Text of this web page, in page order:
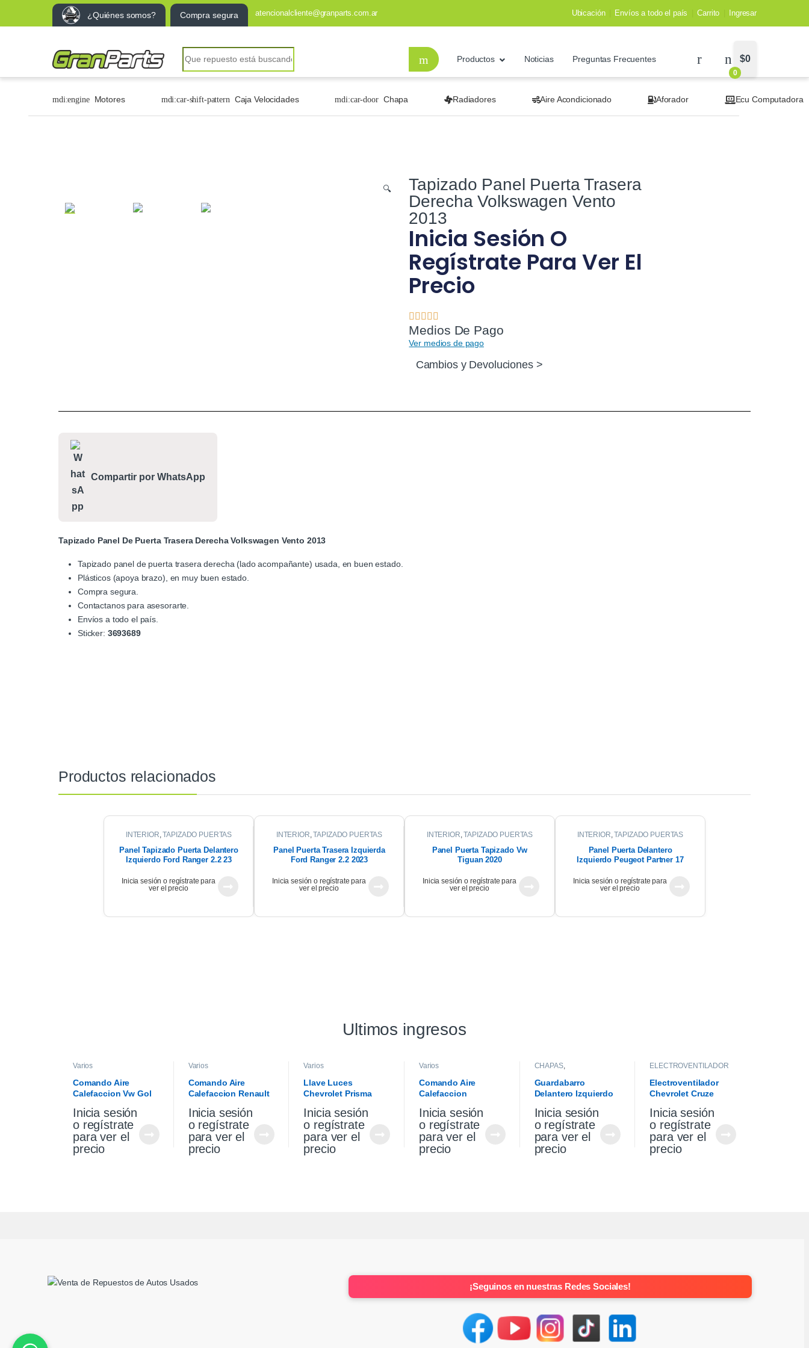
¿Quiénes somos? Compra segura atencionalcliente@granparts.com.ar Ubicación Envíos a todo el país Carrito Ingresar
Productos Noticias Preguntas Frecuentes
0
$0
Motores Caja Velocidades Chapa Radiadores Aire Acondicionado Aforador Ecu Computadora
🔍
Tapizado Panel Puerta Trasera
Derecha Volkswagen Vento
2013
Inicia Sesión O
Regístrate Para Ver El
Precio
Medios De Pago
Ver medios de pago
Cambios y Devoluciones >
Compartir por WhatsApp
Tapizado Panel De Puerta Trasera Derecha Volkswagen Vento 2013
Tapizado panel de puerta trasera derecha (lado acompañante) usada, en buen estado.
Plásticos (apoya brazo), en muy buen estado.
Compra segura.
Contactanos para asesorarte.
Envíos a todo el país.
Sticker: 3693689
Productos relacionados
INTERIOR ,TAPIZADO PUERTAS
Panel Tapizado Puerta Delantero
Izquierdo Ford Ranger 2.2 23
Inicia sesión o regístrate para
ver el precio
INTERIOR ,TAPIZADO PUERTAS
Panel Puerta Trasera Izquierda
Ford Ranger 2.2 2023
Inicia sesión o regístrate para
ver el precio
INTERIOR ,TAPIZADO PUERTAS
Panel Puerta Tapizado Vw
Tiguan 2020
Inicia sesión o regístrate para
ver el precio
INTERIOR ,TAPIZADO PUERTAS
Panel Puerta Delantero
Izquierdo Peugeot Partner 17
Inicia sesión o regístrate para
ver el precio
Ultimos ingresos
Varios
Comando Aire
Calefaccion Vw Gol
Inicia sesión
o regístrate
para ver el
precio
Varios
Comando Aire
Calefaccion Renault
Inicia sesión
o regístrate
para ver el
precio
Varios
Llave Luces
Chevrolet Prisma
Inicia sesión
o regístrate
para ver el
precio
Varios
Comando Aire
Calefaccion
2021
Inicia sesión
o regístrate
para ver el
precio
CHAPAS,
Guardabarro
Delantero Izquierdo
2021
Inicia sesión
o regístrate
para ver el
precio
ELECTROVENTILADOR
Electroventilador
Chevrolet Cruze
Inicia sesión
o regístrate
para ver el
precio
¡Seguinos en nuestras Redes Sociales!